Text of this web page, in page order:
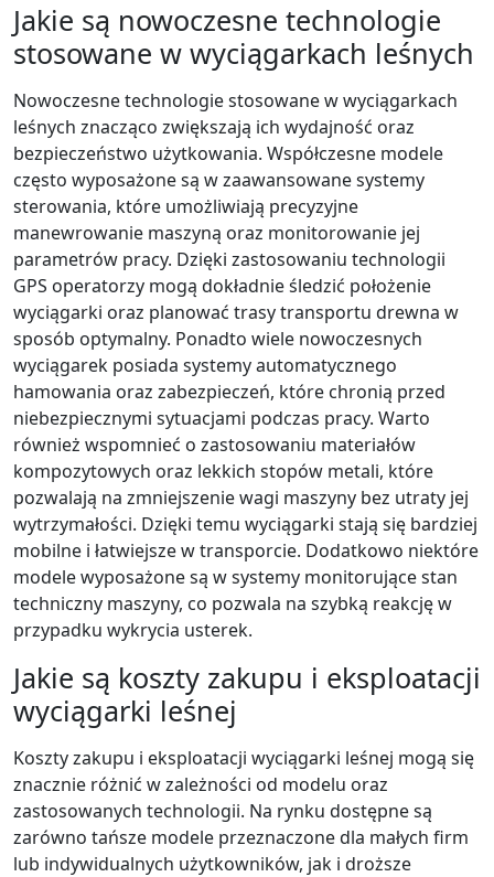
Jakie są nowoczesne technologie
stosowane w wyciągarkach leśnych
Nowoczesne technologie stosowane w wyciągarkach
leśnych znacząco zwiększają ich wydajność oraz
bezpieczeństwo użytkowania. Współczesne modele
często wyposażone są w zaawansowane systemy
sterowania, które umożliwiają precyzyjne
manewrowanie maszyną oraz monitorowanie jej
parametrów pracy. Dzięki zastosowaniu technologii
GPS operatorzy mogą dokładnie śledzić położenie
wyciągarki oraz planować trasy transportu drewna w
sposób optymalny. Ponadto wiele nowoczesnych
wyciągarek posiada systemy automatycznego
hamowania oraz zabezpieczeń, które chronią przed
niebezpiecznymi sytuacjami podczas pracy. Warto
również wspomnieć o zastosowaniu materiałów
kompozytowych oraz lekkich stopów metali, które
pozwalają na zmniejszenie wagi maszyny bez utraty jej
wytrzymałości. Dzięki temu wyciągarki stają się bardziej
mobilne i łatwiejsze w transporcie. Dodatkowo niektóre
modele wyposażone są w systemy monitorujące stan
techniczny maszyny, co pozwala na szybką reakcję w
przypadku wykrycia usterek.
Jakie są koszty zakupu i eksploatacji
wyciągarki leśnej
Koszty zakupu i eksploatacji wyciągarki leśnej mogą się
znacznie różnić w zależności od modelu oraz
zastosowanych technologii. Na rynku dostępne są
zarówno tańsze modele przeznaczone dla małych firm
lub indywidualnych użytkowników, jak i droższe